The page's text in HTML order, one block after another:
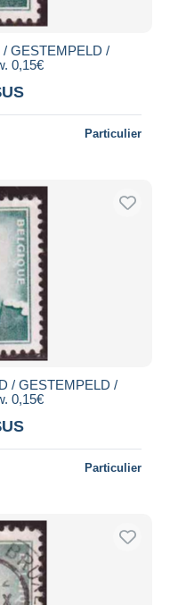
/ GESTEMPELD /
0,15€
Particulier
/ GESTEMPELD /
0,15€
Particulier